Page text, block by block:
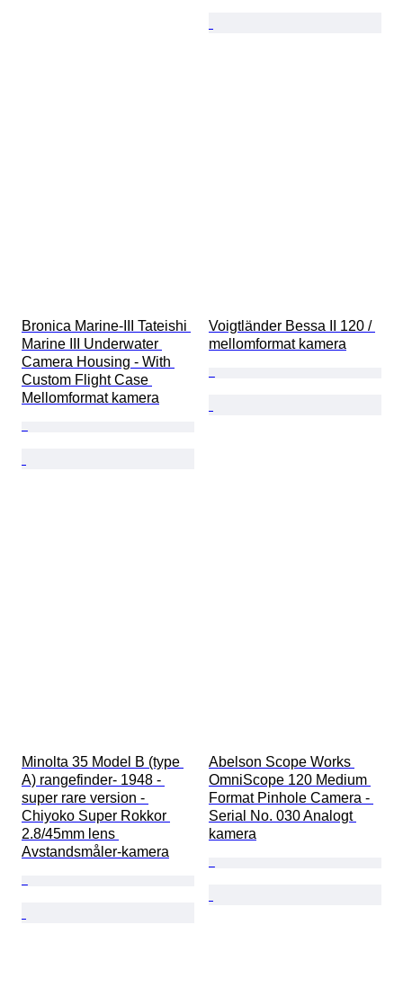
Bronica Marine-III Tateishi
Marine III Underwater
Camera Housing - With
Custom Flight Case
Mellomformat kamera
Voigtländer Bessa II 120 /
mellomformat kamera
Minolta 35 Model B (type
A) rangefinder- 1948 -
super rare version -
Chiyoko Super Rokkor
2.8/45mm lens
Avstandsmåler-kamera
Abelson Scope Works
OmniScope 120 Medium
Format Pinhole Camera -
Serial No. 030 Analogt
kamera